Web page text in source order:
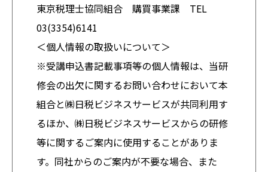
東京税理士協同組合 購買事業課 TEL
03(3354)6141
＜個人情報の取扱いについて＞
※受講申込書記載事項等の個人情報は、当研
修会の出欠に関するお問い合わせにおいて本
組合と㈱日税ビジネスサービスが共同利用す
るほか、㈱日税ビジネスサービスからの研修
等に関するご案内に使用することがありま
す。同社からのご案内が不要な場合、また